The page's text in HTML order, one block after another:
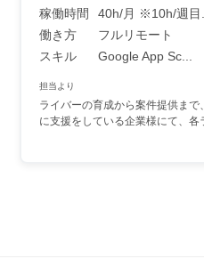
稼働時間
40h/月 ※10h/週目
働き方
フルリモート
スキル
Google App Sc...
担当より
ライバーの育成から案件提供まで
に支援をしている企業様にて、各